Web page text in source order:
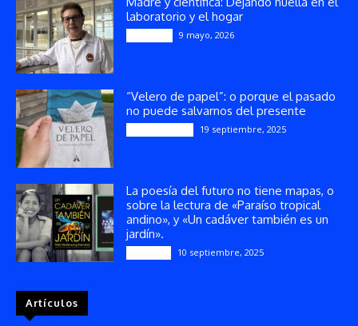
laboratorio y el hogar
9 mayo, 2026
“Velero de papel”: o porque el pasado
no puede salvarnos del presente
19 septiembre, 2025
La poesía del futuro no tiene mapas, o
sobre la lectura de «Paraíso tropical
andino», y «Un cadáver también es un
jardín».
10 septiembre, 2025
Artículos